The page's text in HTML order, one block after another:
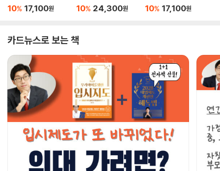
10% 17,100원 10% 24,300원 10% 17,100원
카드뉴스로 보는 책